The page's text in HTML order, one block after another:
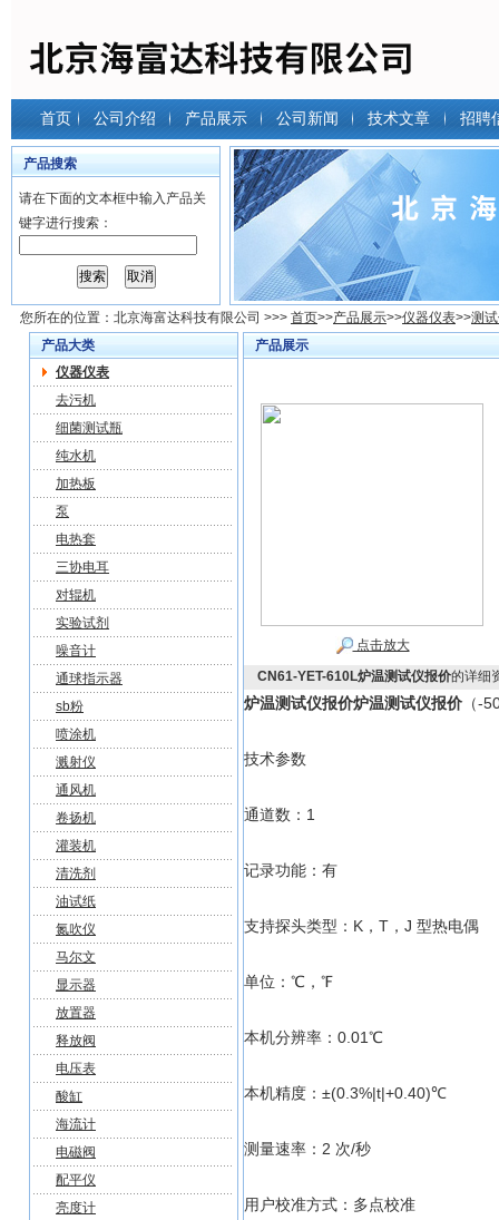
首页 公司介绍 产品展示 公司新闻 技术文章 招聘
产品搜索
请在下面的文本框中输入产品关
键字进行搜索：
您所在的位置： 北京海富达科技有限公司 >>> 首页>>产品展示>>仪器仪表>>测
产品大类
仪器仪表
去污机
细菌测试瓶
纯水机
加热板
泵
电热套
三协电耳
对辊机
实验试剂
噪音计
通球指示器
sb粉
喷涂机
溅射仪
通风机
卷扬机
灌装机
清洗剂
油试纸
氮吹仪
马尔文
显示器
放置器
释放阀
电压表
酸缸
海流计
电磁阀
配平仪
亮度计
产品展示
点击放大
CN61-YET-610L炉温测试仪报价的详细
炉温测试仪报价炉温测试仪报价 （-
技术参数
通道数：1
记录功能：有
支持探头类型：K，T，J 型热电偶
单位：℃，℉
本机分辨率：0.01℃
本机精度：±(0.3%|t|+0.40)℃
测量速率：2 次/秒
用户校准方式：多点校准